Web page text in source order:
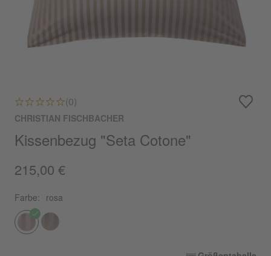
(0)
CHRISTIAN FISCHBACHER
Kissenbezug "Seta Cotone"
215,00 €
Farbe: rosa